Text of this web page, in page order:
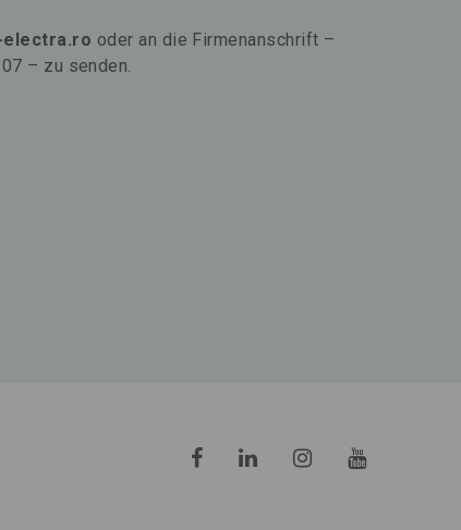
oder an die Firmenanschrift –
– zu senden.